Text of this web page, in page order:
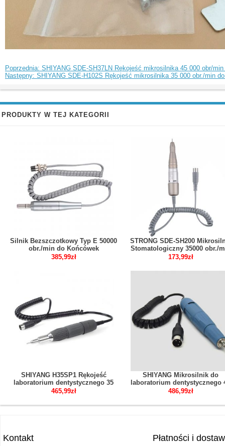
Poprzednia: SHIYANG SDE-SH37LN Rękojeść mikrosilnika 45 000 obr/
Następny: SHIYANG SDE-H102S Rękojeść mikrosilnika 35 000 obr./min
PRODUKTY W TEJ KATEGORII
Silnik Bezszczotkowy Typ E 50000
obr./min do Końcówek
Stomatologicznych
385,99zł
STRONG SDE-SH200
Stomatologiczny 35000 obr./
2.35 mm
173,99zł
SHIYANG H35SP1 Rękojeść
laboratorium dentystycznego 35
000 obr./min do mikrosilnika N7
465,99zł
SHIYANG Mikrosilnik do
laboratorium dentystycznego
000 obr./min SDE-SH37L
486,99zł
Kontakt Płatności i